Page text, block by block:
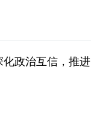
政治互信，推进